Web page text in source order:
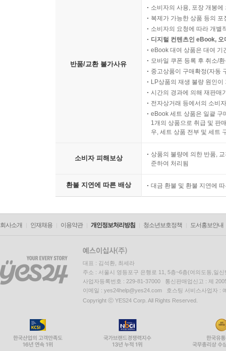
반품/교환 불가사유
소비자의 사용, 포장 개봉
복제가 가능한 상품 등의
소비자의 요청에 따라 개별
디지털 컨텐츠인 eBook,
eBook 대여 상품은 대여 기
모바일 쿠폰 등록 후 취소/
중고상품이 구매확정(자동
LP상품의 재생 불량 원인
시간의 경과에 의해 재판매
전자상거래 등에서의 소비
eBook 세트 상품은 일괄 구
1개의 상품으로 취급 및 판
우, 세트 상품 전부 및 세트
소비자 피해보상
상품의 불량에 의한 반품,
준하여 처리됨
환불 지연에 따른 배상 대금 환불 및 환불 지연에
회사소개 인재채용 이용약관 개인정보처리방침 청소년보호정책 도서홍보안내
대표 : 김석환, 최세라
주소 : 서울시 영등포구 은행로 11, 5층~6층(여의도동,일신
사업자등록번호 : 229-81-37000 통신판매업신고 : 제
이메일 : yes24help@yes24.com 호스팅 서비스사업자 :
Copyright ⓒ YES24 Corp. All Rights Reserved.